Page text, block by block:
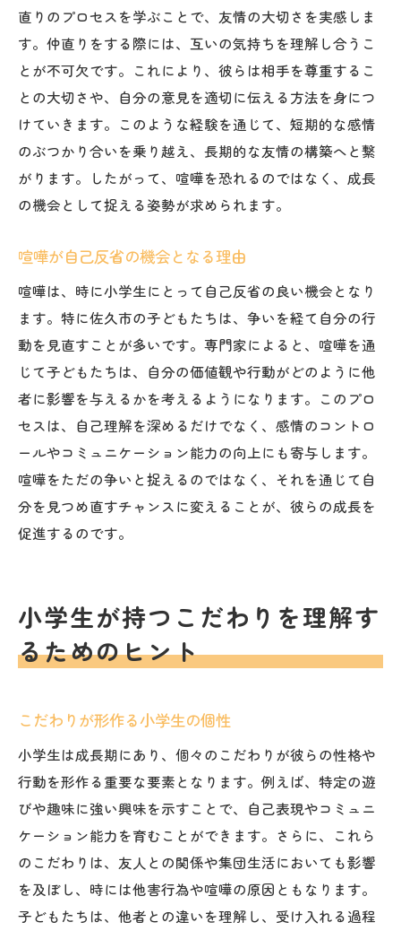
直りのプロセスを学ぶことで、友情の大切さを実感しま
す。仲直りをする際には、互いの気持ちを理解し合うこ
とが不可欠です。これにより、彼らは相手を尊重するこ
との大切さや、自分の意見を適切に伝える方法を身につ
けていきます。このような経験を通じて、短期的な感情
のぶつかり合いを乗り越え、長期的な友情の構築へと繋
がります。したがって、喧嘩を恐れるのではなく、成長
の機会として捉える姿勢が求められます。
喧嘩が自己反省の機会となる理由
喧嘩は、時に小学生にとって自己反省の良い機会となり
ます。特に佐久市の子どもたちは、争いを経て自分の行
動を見直すことが多いです。専門家によると、喧嘩を通
じて子どもたちは、自分の価値観や行動がどのように他
者に影響を与えるかを考えるようになります。このプロ
セスは、自己理解を深めるだけでなく、感情のコントロ
ールやコミュニケーション能力の向上にも寄与します。
喧嘩をただの争いと捉えるのではなく、それを通じて自
分を見つめ直すチャンスに変えることが、彼らの成長を
促進するのです。
小学生が持つこだわりを理解す
るためのヒント
こだわりが形作る小学生の個性
小学生は成長期にあり、個々のこだわりが彼らの性格や
行動を形作る重要な要素となります。例えば、特定の遊
びや趣味に強い興味を示すことで、自己表現やコミュニ
ケーション能力を育むことができます。さらに、これら
のこだわりは、友人との関係や集団生活においても影響
を及ぼし、時には他害行為や喧嘩の原因ともなります。
子どもたちは、他者との違いを理解し、受け入れる過程